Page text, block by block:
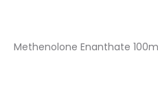
Methenolone Enanthate